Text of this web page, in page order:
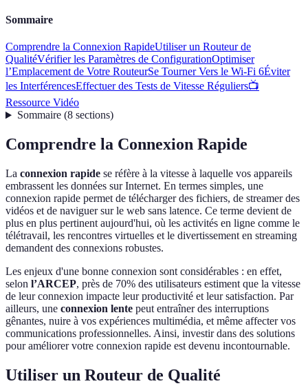
Sommaire
Comprendre la Connexion RapideUtiliser un Routeur de
QualitéVérifier les Paramètres de ConfigurationOptimiser
l’Emplacement de Votre RouteurSe Tourner Vers le Wi-Fi 6Éviter
les InterférencesEffectuer des Tests de Vitesse Réguliers📺
Ressource Vidéo
Sommaire(8 sections)
Comprendre la Connexion Rapide
La connexion rapide se réfère à la vitesse à laquelle vos appareils
embrassent les données sur Internet. En termes simples, une
connexion rapide permet de télécharger des fichiers, de streamer des
vidéos et de naviguer sur le web sans latence. Ce terme devient de
plus en plus pertinent aujourd'hui, où les activités en ligne comme le
télétravail, les rencontres virtuelles et le divertissement en streaming
demandent des connexions robustes.
Les enjeux d'une bonne connexion sont considérables : en effet,
selon l’ARCEP, près de 70% des utilisateurs estiment que la vitesse
de leur connexion impacte leur productivité et leur satisfaction. Par
ailleurs, une connexion lente peut entraîner des interruptions
gênantes, nuire à vos expériences multimédia, et même affecter vos
communications professionnelles. Ainsi, investir dans des solutions
pour améliorer votre connexion rapide est devenu incontournable.
Utiliser un Routeur de Qualité